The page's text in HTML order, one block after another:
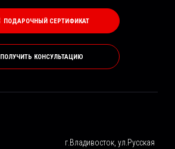
ПОДАРОЧНЫЙ СЕРТИФИКАТ
ПОЛУЧИТЬ КОНСУЛЬТАЦИЮ
г.Владивосток, ул.Русская